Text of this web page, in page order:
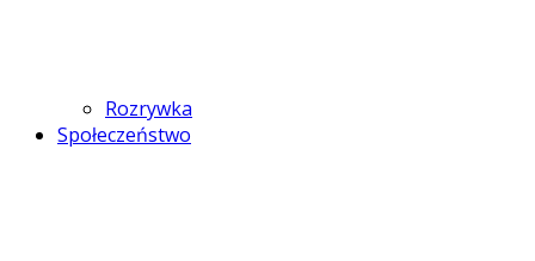
Rozrywka
Społeczeństwo